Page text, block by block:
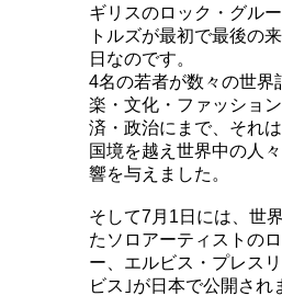
ギリスのロック・グル
トルズが最初で最後の
日なのです。
4名の若者が数々の世界
楽・文化・ファッショ
済・政治にまで、それ
国境を越え世界中の人
響を与えました。
そして7月1日には、世
たソロアーティストの
ー、エルビス・プレス
ビス｣が日本で公開さ